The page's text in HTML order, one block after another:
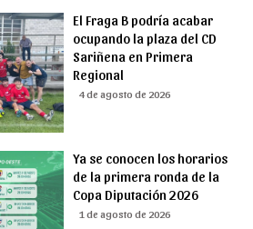
El Fraga B podría acabar
ocupando la plaza del CD
Sariñena en Primera
Regional
4 de agosto de 2026
Ya se conocen los horarios
de la primera ronda de la
Copa Diputación 2026
1 de agosto de 2026